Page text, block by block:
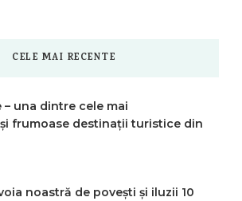
CELE MAI RECENTE
– una dintre cele mai
frumoase destinații turistice din
noastră de povești și iluzii 10